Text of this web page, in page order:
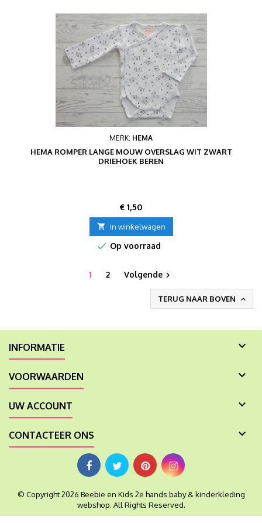
MERK: HEMA
HEMA ROMPER LANGE MOUW OVERSLAG WIT ZWART
DRIEHOEK BEREN
Prijs
€ 1,50
 In winkelwagen
 Op voorraad
1 2 Volgende 
TERUG NAAR BOVEN 
INFORMATIE 
VOORWAARDEN 
UW ACCOUNT 
CONTACTEER ONS 
© Copyright 2026 Beebie en Kids 2e hands baby & kinderkleding
webshop. All Rights Reserved.